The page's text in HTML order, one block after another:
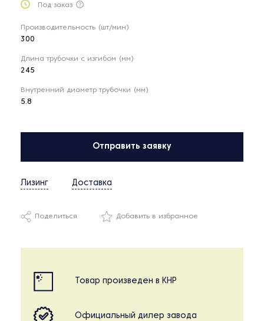
Под заказ
Производительность (шт/мин)
300
Длина трубочки с изгибом (мм)
245
Внутренний диаметр трубочки (мм)
5.8
Отправить заявку
Лизинг Доставка
Поделиться Добавить в избранное
Товар произведен в КНР
Официальный дилер завода